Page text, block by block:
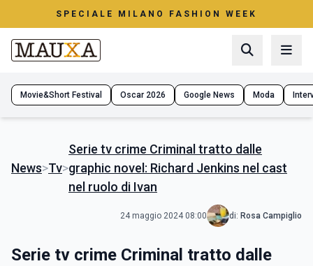
SPECIALE MILANO FASHION WEEK
Movie&Short Festival Oscar 2026 Google News Moda
News>Tv>
Serie tv crime Criminal tratto dalle
graphic novel: Richard Jenkins nel cast
nel ruolo di Ivan
24 maggio 2024 08:00 di: Rosa Campiglio
Serie tv crime Criminal tratto dalle